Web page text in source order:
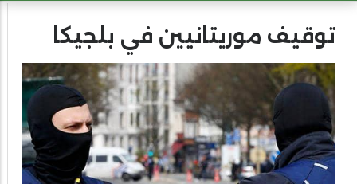
توقيف موريتانيين في بلجيكا